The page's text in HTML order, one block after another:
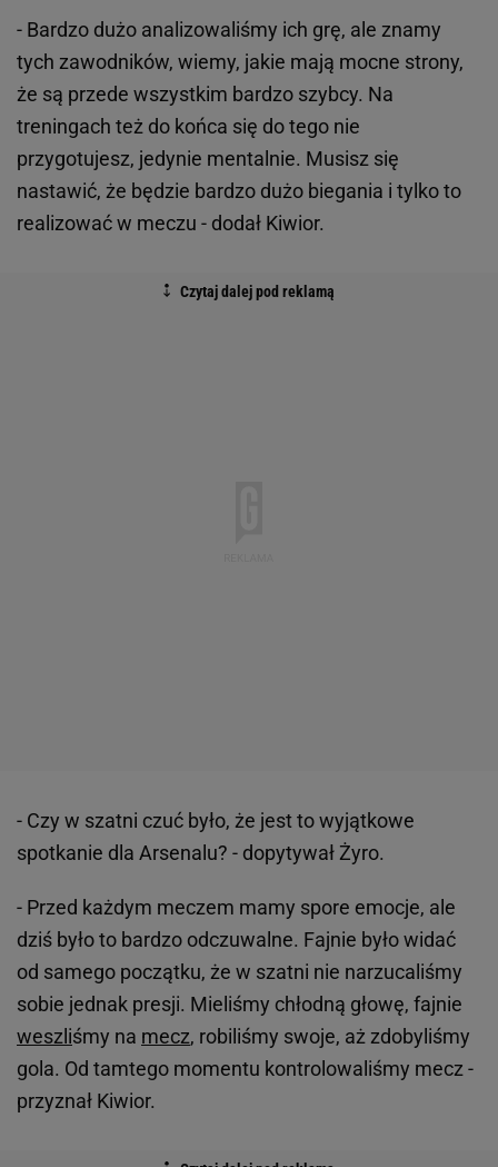
- Bardzo dużo analizowaliśmy ich grę, ale znamy
tych zawodników, wiemy, jakie mają mocne strony,
że są przede wszystkim bardzo szybcy. Na
treningach też do końca się do tego nie
przygotujesz, jedynie mentalnie. Musisz się
nastawić, że będzie bardzo dużo biegania i tylko to
realizować w meczu - dodał Kiwior.
- Czy w szatni czuć było, że jest to wyjątkowe
spotkanie dla Arsenalu? - dopytywał Żyro.
- Przed każdym meczem mamy spore emocje, ale
dziś było to bardzo odczuwalne. Fajnie było widać
od samego początku, że w szatni nie narzucaliśmy
sobie jednak presji. Mieliśmy chłodną głowę, fajnie
weszliśmy na mecz, robiliśmy swoje, aż zdobyliśmy
gola. Od tamtego momentu kontrolowaliśmy mecz -
przyznał Kiwior.